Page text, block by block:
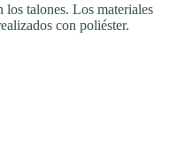
los talones. Los materiales
con poliéster.